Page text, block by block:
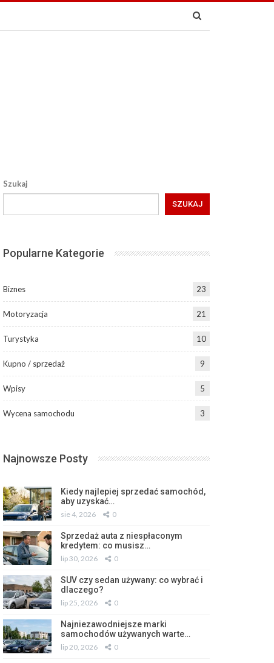
Szukaj
SZUKAJ
Popularne Kategorie
Biznes 23
Motoryzacja 21
Turystyka 10
Kupno / sprzedaż 9
Wpisy 5
Wycena samochodu 3
Najnowsze Posty
Kiedy najlepiej sprzedać samochód,
aby uzyskać…
sie 4, 2026 0
Sprzedaż auta z niespłaconym
kredytem: co musisz…
lip 30, 2026 0
SUV czy sedan używany: co wybrać i
dlaczego?
lip 25, 2026 0
Najniezawodniejsze marki
samochodów używanych warte…
lip 20, 2026 0